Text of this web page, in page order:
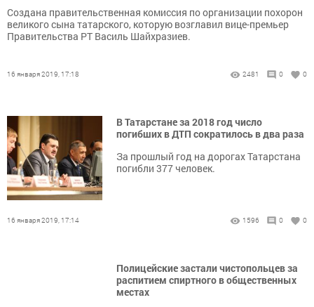
Создана правительственная комиссия по организации похорон
великого сына татарского, которую возглавил вице-премьер
Правительства РТ Василь Шайхразиев.
16 января 2019, 17:18 2481 0 0
В Татарстане за 2018 год число
погибших в ДТП сократилось в два раза
За прошлый год на дорогах Татарстана
погибли 377 человек.
16 января 2019, 17:14 1596 0 0
Полицейские застали чистопольцев за
распитием спиртного в общественных
местах